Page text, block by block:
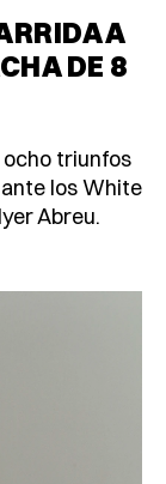
A
DE 8
ocho triunfos
los White
Abreu.